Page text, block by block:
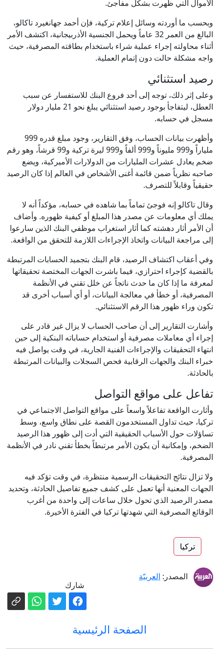
الأموال التي ظهرت بشكل مفاجئ.
وبحسب ما أوردته وسائل إعلام تركية، فإن أحمد جهانغيرد تاكالو،
البالغ من العمر 32 عاماً ويحمل الجنسية الأذربيجانية، اكتشف الأمر
أثناء محاولته إجراء عملية شراء باستخدام بطاقته المصرفية، حيث
واجه مشكلة حالت دون إتمام العملية.
رصيد استثنائي
وعلى إثر ذلك، توجه إلى أحد فروع البنك للاستفسار عن سبب
العطل، ليتفاجأ بوجود رصيد استثنائي يبلغ نحو 21 مليار دولار
مسجل في حسابه.
وأظهرت بيانات الحساب، وفق التقارير، وجود مبلغ قدره 999
ملياراً و999 مليوناً و999 ألفاً و999 ليرة تركية و99 قرشاً، وهو رقم
ضخم يعادل عشرات المليارات من الدولارات الأميركية، ويضع
صاحبه نظرياً ضمن قائمة أغنى الأشخاص في العالم إذا كان الرصيد
حقيقياً وقابلاً للتصرف.
وقال تاكالو إنه فوجئ تماماً بما شاهده في حسابه، مؤكداً أنه لا
يملك أي معلومات عن مصدر هذا المبلغ أو كيفية ظهوره. وأضاف
أن الأمر أثار دهشته كما أثار استغراب موظفي البنك الذين سارعوا
إلى مراجعة البيانات واتخاذ الإجراءات اللازمة للتحقق من الواقعة.
وفي أعقاب اكتشاف الرصيد، قام البنك بتجميد الحسابات المرتبطة
بالقضية كإجراء احترازي، فيما باشرت الجهات المختصة تحقيقاتها
لمعرفة ما إذا كان ما حدث ناتجاً عن خلل تقني في الأنظمة
المصرفية، أو خطأ في معالجة البيانات، أو أي أسباب أخرى قد
تكون وراء ظهور هذا الرقم الاستثنائي.
وأشارت التقارير إلى أن صاحب الحساب لا يزال غير قادر على
إجراء أي معاملات مصرفية أو استخدام حساباته البنكية إلى حين
انتهاء التحقيقات والإجراءات الفنية الجارية، في وقت يواصل فيه
خبراء البنك والجهات الرقابية فحص السجلات والبيانات المرتبطة
بالحادثة.
تفاعل على مواقع التواصل
وأثارت الواقعة تفاعلاً واسعاً على مواقع التواصل الاجتماعي في
تركيا، حيث تداول المستخدمون القصة على نطاق واسع، وسط
تساؤلات حول الأسباب الحقيقية التي أدت إلى ظهور هذا الرصيد
الضخم، وإمكانية أن يكون الأمر مرتبطاً بخطأ تقني نادر في الأنظمة
المصرفية.
ولا تزال نتائج التحقيقات الرسمية منتظرة، في وقت تؤكد فيه
الجهات المعنية أنها تعمل على كشف جميع تفاصيل الحادثة، وتحديد
مصدر الرصيد الذي تحول خلال ساعات إلى واحدة من أغرب
الوقائع المصرفية التي شهدتها تركيا في الفترة الأخيرة.
تركيا
المصدر: العربيّة
شارك
الصفحة الرئيسية